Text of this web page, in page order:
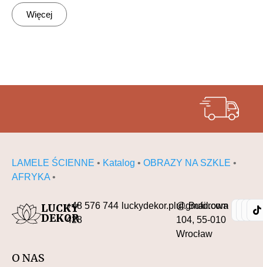
Więcej
LAMELE ŚCIENNE • Katalog • OBRAZY NA SZKLE •
AFRYKA •
LUCKY
DEKOR
+48 576 744
428
luckydekor.pl@gmail.com
ul. Buforowa
104, 55-010
Wrocław
O NAS